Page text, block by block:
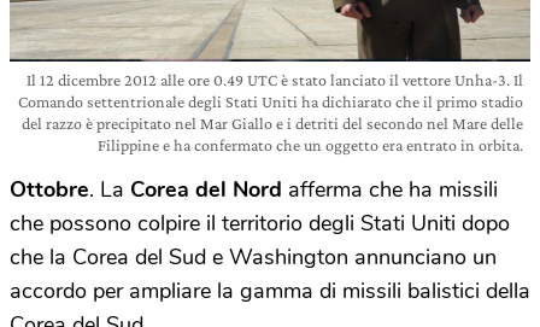
Il 12 dicembre 2012 alle ore 0.49 UTC è stato lanciato il vettore Unha-3. Il
Comando settentrionale degli Stati Uniti ha dichiarato che il primo stadio
del razzo è precipitato nel Mar Giallo e i detriti del secondo nel Mare delle
Filippine e ha confermato che un oggetto era entrato in orbita.
Ottobre. La Corea del Nord afferma che ha missili
che possono colpire il territorio degli Stati Uniti dopo
che la Corea del Sud e Washington annunciano un
accordo per ampliare la gamma di missili balistici della